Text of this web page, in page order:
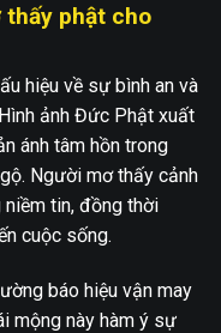
phật cho
hiệu về sự bình an và
ảnh Đức Phật xuất
ánh tâm hồn trong
Người mơ thấy cảnh
tin, đồng thời
cuộc sống.
báo hiệu vận may
mộng này hàm ý sự